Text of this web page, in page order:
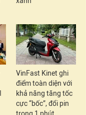
VinFast Kinet ghi
điểm toàn diện với
khả năng tăng tốc
cực “bốc”, đổi pin